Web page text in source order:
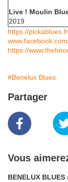
Live ! Moulin
2019
https://
https://
#Benelux Blues
Partager
Vous
BENELUX